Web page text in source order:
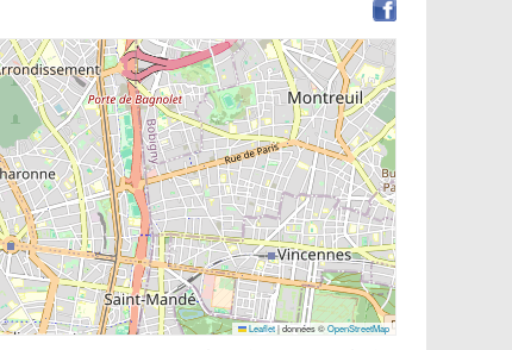
Leaflet|données ©OpenStreetMap